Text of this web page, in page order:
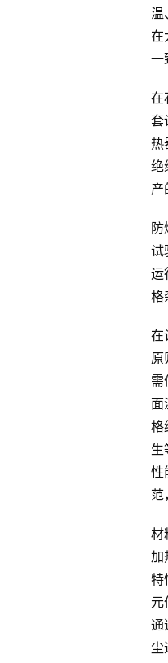
温
在
一
在
套
热
绝
产
试
运
格
在
原
需
面
格
生
性
范
材
加
特
元
通
尘